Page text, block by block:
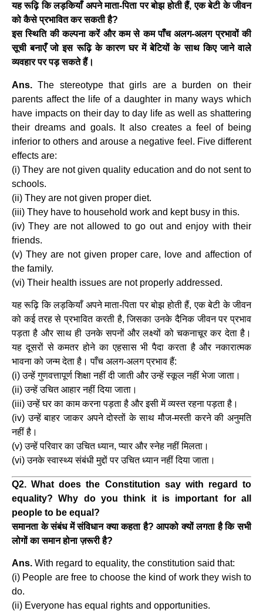
यह रूढ़ि कि लड़कियाँ अपने माता-पिता पर बोझ होती हैं, एक बेटी के जीवन
को कैसे प्रभावित कर सकती है?
इस स्थिति की कल्पना करें और कम से कम पाँच अलग-अलग प्रभावों की
सूची बनाएँ जो इस रूढ़ि के कारण घर में बेटियों के साथ किए जाने वाले
व्यवहार पर पड़ सकते हैं।
Ans.The stereotype that girls are a burden on their
parents affect the life of a daughter in many ways which
have impacts on their day to day life as well as shattering
their dreams and goals. It also creates a feel of being
inferior to others and arouse a negative feel. Five different
effects are:
(i) They are not given quality education and do not sent to
schools.
(ii) They are not given proper diet.
(iii) They have to household work and kept busy in this.
(iv) They are not allowed to go out and enjoy with their
friends.
(v) They are not given proper care, love and affection of
the family.
(vi) Their health issues are not properly addressed.
यह रूढ़ि कि लड़कियाँ अपने माता-पिता पर बोझ होती हैं, एक बेटी के जीवन
को कई तरह से प्रभावित करती है, जिसका उनके दैनिक जीवन पर प्रभाव
पड़ता है और साथ ही उनके सपनों और लक्ष्यों को चकनाचूर कर देता है।
यह दूसरों से कमतर होने का एहसास भी पैदा करता है और नकारात्मक
भावना को जन्म देता है। पाँच अलग-अलग प्रभाव हैं:
(i) उन्हें गुणवत्तापूर्ण शिक्षा नहीं दी जाती और उन्हें स्कूल नहीं भेजा जाता।
(ii) उन्हें उचित आहार नहीं दिया जाता।
(iii) उन्हें घर का काम करना पड़ता है और इसी में व्यस्त रहना पड़ता है।
(iv) उन्हें बाहर जाकर अपने दोस्तों के साथ मौज-मस्ती करने की अनुमति
नहीं है।
(v) उन्हें परिवार का उचित ध्यान, प्यार और स्नेह नहीं मिलता।
(vi) उनके स्वास्थ्य संबंधी मुद्दों पर उचित ध्यान नहीं दिया जाता।
Q2. What does the Constitution say with regard to
equality? Why do you think it is important for all
people to be equal?
समानता के संबंध में संविधान क्या कहता है? आपको क्यों लगता है कि सभी
लोगों का समान होना ज़रूरी है?
Ans. With regard to equality, the constitution said that:
(i) People are free to choose the kind of work they wish to
do.
(ii) Everyone has equal rights and opportunities.